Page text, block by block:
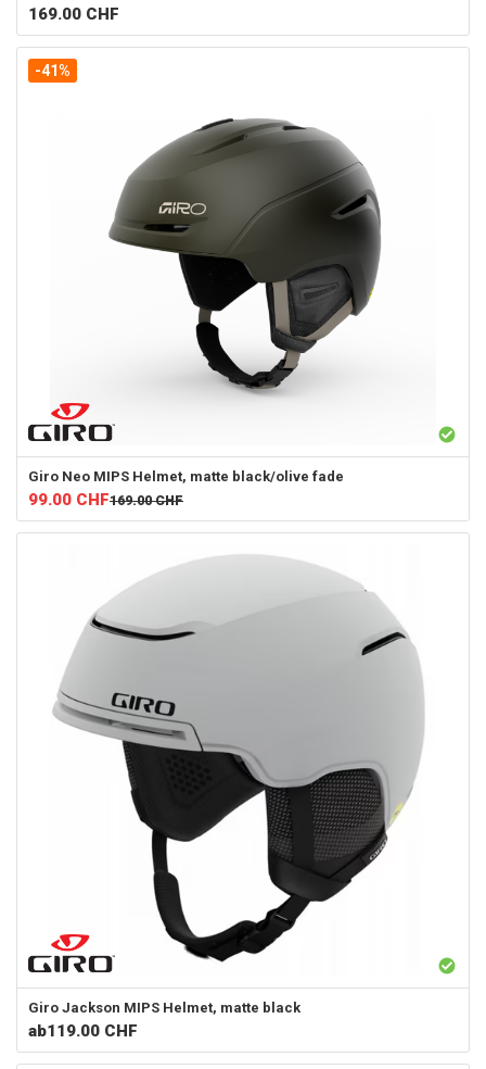
169.00 CHF
-41%
Giro Neo MIPS Helmet, matte black/olive fade
99.00 CHF169.00 CHF
Giro Jackson MIPS Helmet, matte black
ab119.00 CHF